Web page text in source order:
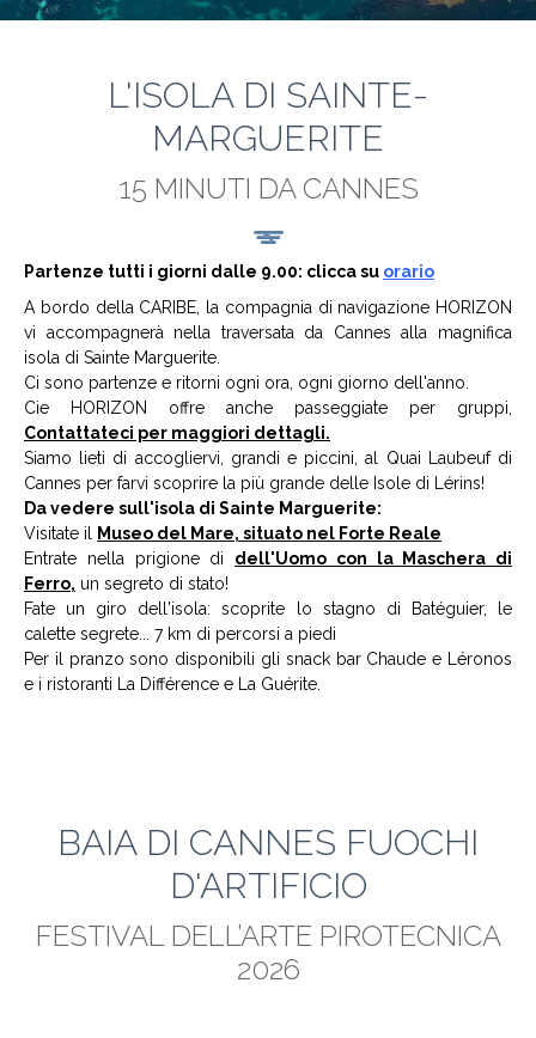
L'ISOLA DI SAINTE-
MARGUERITE
15 MINUTI DA CANNES
Partenze tutti i giorni dalle 9.00: clicca su orario
A bordo della CARIBE, la compagnia di navigazione HORIZON
vi accompagnerà nella traversata da Cannes alla magnifica
isola di Sainte Marguerite.
Ci sono partenze e ritorni ogni ora, ogni giorno dell'anno.
Cie HORIZON offre anche passeggiate per gruppi,
Contattateci per maggiori dettagli.
Siamo lieti di accogliervi, grandi e piccini, al Quai Laubeuf di
Cannes per farvi scoprire la più grande delle Isole di Lérins!
Da vedere sull'isola di Sainte Marguerite:
Visitate il
Museo del Mare, situato nel Forte Reale
Entrate nella prigione di dell'Uomo con la Maschera di
Ferro, un segreto di stato!
Fate un giro dell'isola: scoprite lo stagno di Batéguier, le
calette segrete... 7 km di percorsi a piedi
Per il pranzo sono disponibili gli snack bar Chaude e Léronos
e i ristoranti La Différence e La Guérite.
BAIA DI CANNES FUOCHI
D'ARTIFICIO
FESTIVAL DELL’ARTE PIROTECNICA
2026